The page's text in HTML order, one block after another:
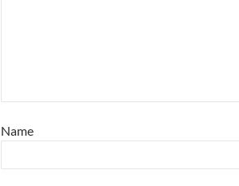
Name